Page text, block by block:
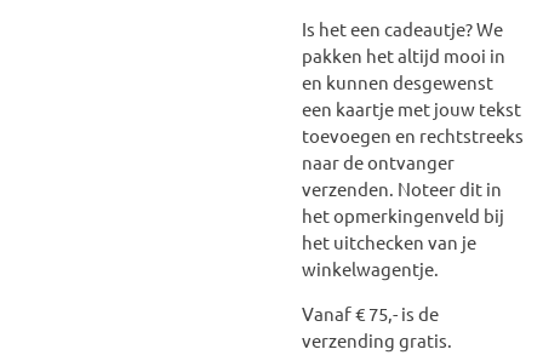
Is het een cadeautje? We
pakken het altijd mooi in
en kunnen desgewenst
een kaartje met jouw tekst
toevoegen en rechtstreeks
naar de ontvanger
verzenden. Noteer dit in
het opmerkingenveld bij
het uitchecken van je
winkelwagentje.
Vanaf € 75,- is de
verzending gratis.